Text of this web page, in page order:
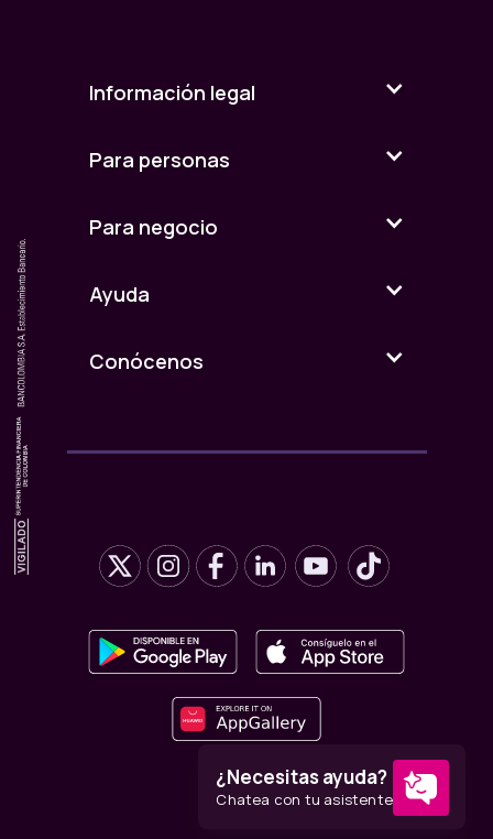
Información legal
Para personas
Para negocio
Ayuda
Conócenos